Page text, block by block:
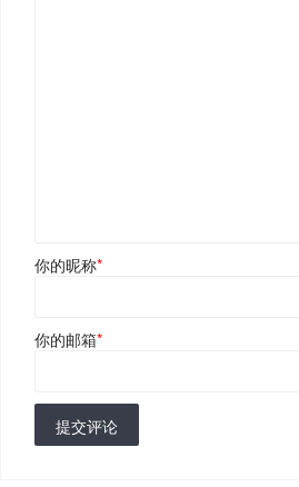
你的昵称*
你的邮箱*
提交评论